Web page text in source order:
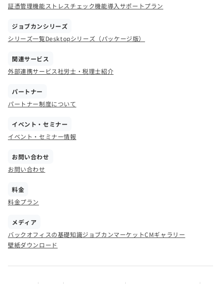
証憑管理機能ストレスチェック機能導入サポートプラン
ジョブカンシリーズ
シリーズ一覧Desktopシリーズ（パッケージ版）
関連サービス
外部連携サービス社労士・税理士紹介
パートナー
パートナー制度について
イベント・セミナー
イベント・セミナー情報
お問い合わせ
お問い合わせ
料金
料金プラン
メディア
バックオフィスの基礎知識ジョブカンマーケットCMギャラリー
壁紙ダウンロード